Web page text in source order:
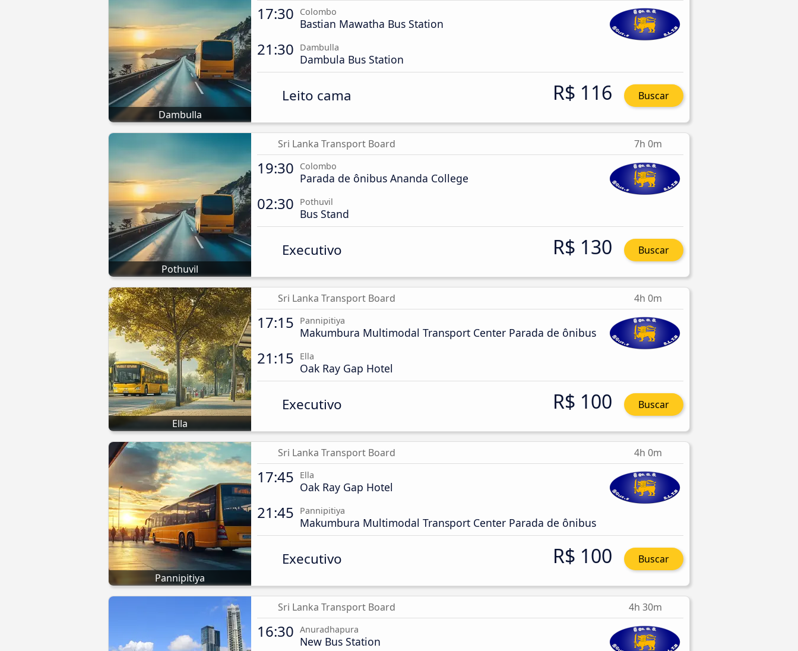
Dambulla
17:30 Colombo
Bastian Mawatha Bus Station
21:30 Dambulla
Dambula Bus Station
Leito cama R$ 116 Buscar
Pothuvil
Sri Lanka Transport Board 7h 0m
19:30 Colombo
Parada de ônibus Ananda College
02:30 Pothuvil
Bus Stand
Executivo R$ 130 Buscar
Ella
Sri Lanka Transport Board 4h 0m
17:15 Pannipitiya
Makumbura Multimodal Transport Center Parada de ônibus
21:15 Ella
Oak Ray Gap Hotel
Executivo R$ 100 Buscar
Pannipitiya
Sri Lanka Transport Board 4h 0m
17:45 Ella
Oak Ray Gap Hotel
21:45 Pannipitiya
Makumbura Multimodal Transport Center Parada de ônibus
Executivo R$ 100 Buscar
Sri Lanka Transport Board 4h 30m
16:30 Anuradhapura
New Bus Station